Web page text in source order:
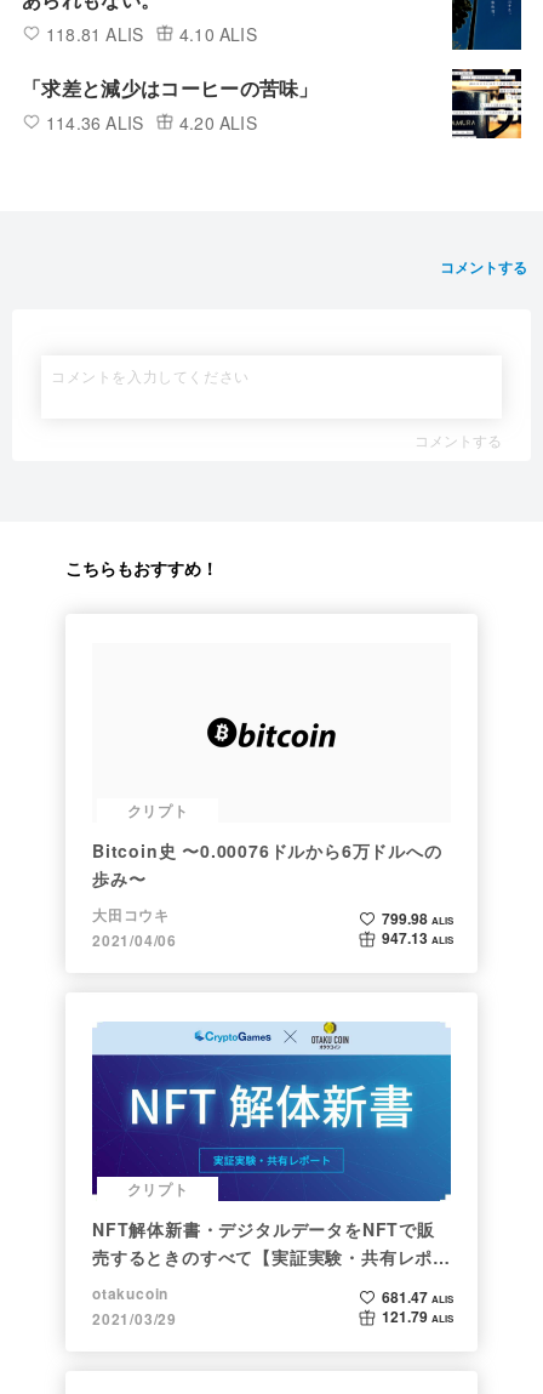
118.81 ALIS 4.10 ALIS
「求差と減少はコーヒーの苦味」
114.36 ALIS 4.20 ALIS
コメントする
コメントする
こちらもおすすめ！
クリプト
Bitcoin史 〜0.00076ドルから6万ドルへの
歩み〜
大田コウキ
2021/04/06
799.98 ALIS
947.13 ALIS
クリプト
NFT解体新書・デジタルデータをNFTで販
売するときのすべて【実証実験・共有レポー
ト】
otakucoin
2021/03/29
681.47 ALIS
121.79 ALIS